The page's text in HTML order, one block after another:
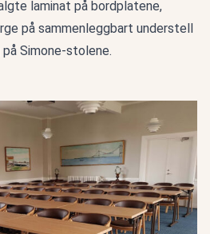
laminat på bordplatene,
på sammenleggbart understell
Simone-stolene.